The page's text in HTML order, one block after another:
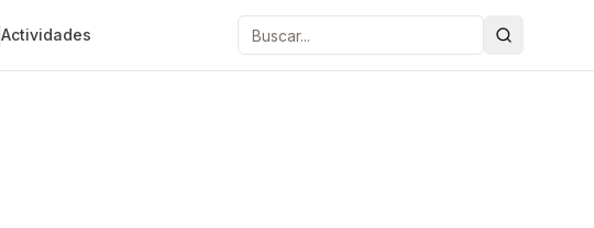
Actividades Buscar